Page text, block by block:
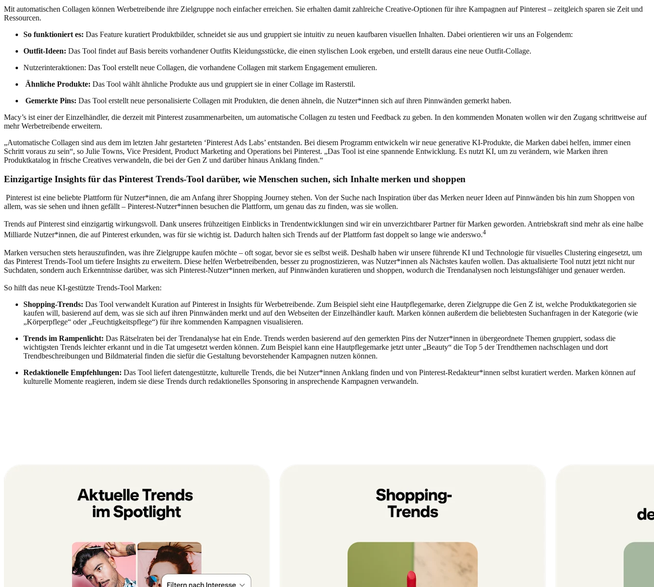
Mit automatischen Collagen können Werbetreibende ihre Zielgruppe noch einfacher erreichen. Sie erhalten damit zahlreiche Creative-Optionen für ihre Kampagnen auf Pinterest – zeitgleich sparen sie Zeit und
Ressourcen.
So funktioniert es: Das Feature kuratiert Produktbilder, schneidet sie aus und gruppiert sie intuitiv zu neuen kaufbaren visuellen Inhalten. Dabei orientieren wir uns an Folgendem:
Outfit-Ideen: Das Tool findet auf Basis bereits vorhandener Outfits Kleidungsstücke, die einen stylischen Look ergeben, und erstellt daraus eine neue Outfit-Collage.
Nutzerinteraktionen: Das Tool erstellt neue Collagen, die vorhandene Collagen mit starkem Engagement emulieren.
Ähnliche Produkte: Das Tool wählt ähnliche Produkte aus und gruppiert sie in einer Collage im Rasterstil.
Gemerkte Pins: Das Tool erstellt neue personalisierte Collagen mit Produkten, die denen ähneln, die Nutzer*innen sich auf ihren Pinnwänden gemerkt haben.
Macy’s ist einer der Einzelhändler, die derzeit mit Pinterest zusammenarbeiten, um automatische Collagen zu testen und Feedback zu geben. In den kommenden Monaten wollen wir den Zugang schrittweise auf
mehr Werbetreibende erweitern.
„Automatische Collagen sind aus dem im letzten Jahr gestarteten ‘Pinterest Ads Labs’ entstanden. Bei diesem Programm entwickeln wir neue generative KI-Produkte, die Marken dabei helfen, immer einen
Schritt voraus zu sein“, so Julie Towns, Vice President, Product Marketing and Operations bei Pinterest. „Das Tool ist eine spannende Entwicklung. Es nutzt KI, um zu verändern, wie Marken ihren
Produktkatalog in frische Creatives verwandeln, die bei der Gen Z und darüber hinaus Anklang finden.“
Einzigartige Insights für das Pinterest Trends-Tool darüber, wie Menschen suchen, sich Inhalte merken und shoppen
Pinterest ist eine beliebte Plattform für Nutzer*innen, die am Anfang ihrer Shopping Journey stehen. Von der Suche nach Inspiration über das Merken neuer Ideen auf Pinnwänden bis hin zum Shoppen von
allem, was sie sehen und ihnen gefällt – Pinterest-Nutzer*innen besuchen die Plattform, um genau das zu finden, was sie wollen.
Trends auf Pinterest sind einzigartig wirkungsvoll. Dank unseres frühzeitigen Einblicks in Trendentwicklungen sind wir ein unverzichtbarer Partner für Marken geworden. Antriebskraft sind mehr als eine halbe
Milliarde Nutzer*innen, die auf Pinterest erkunden, was für sie wichtig ist. Dadurch halten sich Trends auf der Plattform fast doppelt so lange wie anderswo.4
Marken versuchen stets herauszufinden, was ihre Zielgruppe kaufen möchte – oft sogar, bevor sie es selbst weiß. Deshalb haben wir unsere führende KI und Technologie für visuelles Clustering eingesetzt, um
das Pinterest Trends-Tool um tiefere Insights zu erweitern. Diese helfen Werbetreibenden, besser zu prognostizieren, was Nutzer*innen als Nächstes kaufen wollen. Das aktualisierte Tool nutzt jetzt nicht nur
Suchdaten, sondern auch Erkenntnisse darüber, was sich Pinterest-Nutzer*innen merken, auf Pinnwänden kuratieren und shoppen, wodurch die Trendanalysen noch leistungsfähiger und genauer werden.
So hilft das neue KI-gestützte Trends-Tool Marken:
Shopping-Trends: Das Tool verwandelt Kuration auf Pinterest in Insights für Werbetreibende. Zum Beispiel sieht eine Hautpflegemarke, deren Zielgruppe die Gen Z ist, welche Produktkategorien sie
kaufen will, basierend auf dem, was sie sich auf ihren Pinnwänden merkt und auf den Webseiten der Einzelhändler kauft. Marken können außerdem die beliebtesten Suchanfragen in der Kategorie (wie
„Körperpflege“ oder „Feuchtigkeitspflege“) für ihre kommenden Kampagnen visualisieren.
Trends im Rampenlicht: Das Rätselraten bei der Trendanalyse hat ein Ende. Trends werden basierend auf den gemerkten Pins der Nutzer*innen in übergeordnete Themen gruppiert, sodass die
wichtigsten Trends leichter erkannt und in die Tat umgesetzt werden können. Zum Beispiel kann eine Hautpflegemarke jetzt unter „Beauty“ die Top 5 der Trendthemen nachschlagen und dort
Trendbeschreibungen und Bildmaterial finden die siefür die Gestaltung bevorstehender Kampagnen nutzen können.
Redaktionelle Empfehlungen: Das Tool liefert datengestützte, kulturelle Trends, die bei Nutzer*innen Anklang finden und von Pinterest-Redakteur*innen selbst kuratiert werden. Marken können auf
kulturelle Momente reagieren, indem sie diese Trends durch redaktionelles Sponsoring in ansprechende Kampagnen verwandeln.